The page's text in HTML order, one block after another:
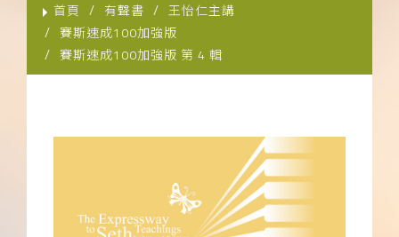
實體出版品
訂閱制有聲書
聯絡客服
首頁 有聲書
王怡仁主講
賽斯速成100加強版
賽斯速成100加強版 第 4 輯